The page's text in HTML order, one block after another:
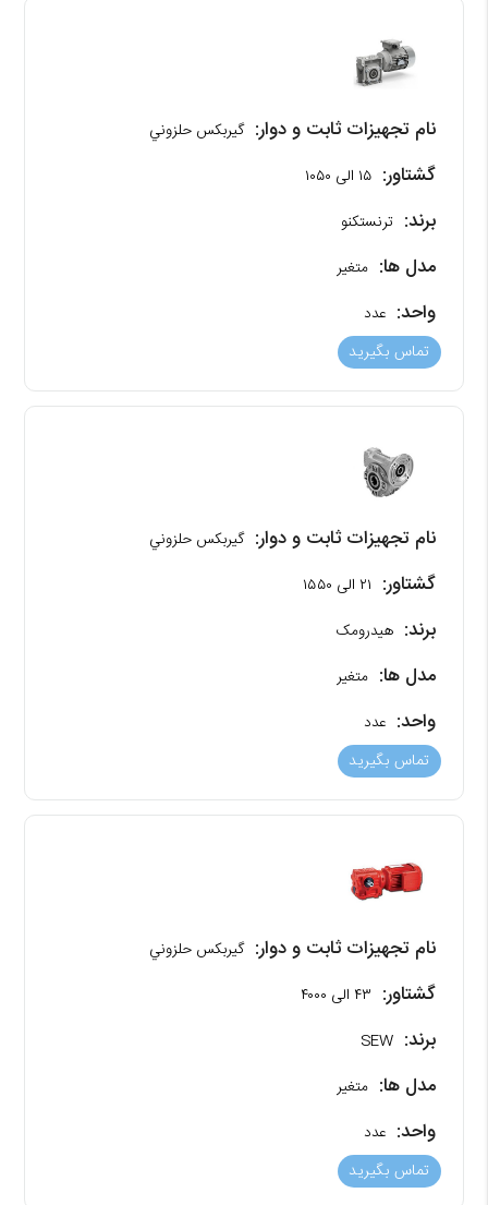
نام تجهیزات ثابت و دوار: گیربکس حلزوني
گشتاور: ۱۵ الی ۱۰۵۰
برند: ترنستکنو
مدل ها: متغیر
واحد: عدد
تماس بگیرید
نام تجهیزات ثابت و دوار: گیربکس حلزوني
گشتاور: ۲۱ الی ۱۵۵۰
برند: هیدرومک
مدل ها: متغیر
واحد: عدد
تماس بگیرید
نام تجهیزات ثابت و دوار: گیربکس حلزوني
گشتاور: ۴۳ الی ۴۰۰۰
برند: SEW
مدل ها: متغیر
واحد: عدد
تماس بگیرید